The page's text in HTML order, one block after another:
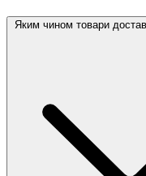
Яким чином товари